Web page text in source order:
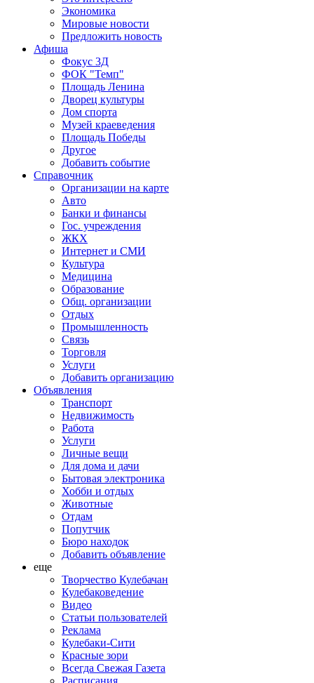
Экономика
Мировые новости
Предложить новость
Афиша
Фокус 3Д
ФОК "Темп"
Площадь Ленина
Дворец культуры
Дом спорта
Музей краеведения
Площадь Победы
Другое
Добавить событие
Справочник
Организации на карте
Авто
Банки и финансы
Гос. учреждения
ЖКХ
Интернет и СМИ
Культура
Медицина
Образование
Общ. организации
Отдых
Промышленность
Связь
Торговля
Услуги
Добавить организацию
Объявления
Транспорт
Недвижимость
Работа
Услуги
Личные вещи
Для дома и дачи
Бытовая электроника
Хобби и отдых
Животные
Отдам
Попутчик
Бюро находок
Добавить объявление
еще
Творчество Кулебачан
Кулебаковедение
Видео
Статьи пользователей
Реклама
Кулебаки-Сити
Красные зори
Всегда Свежая Газета